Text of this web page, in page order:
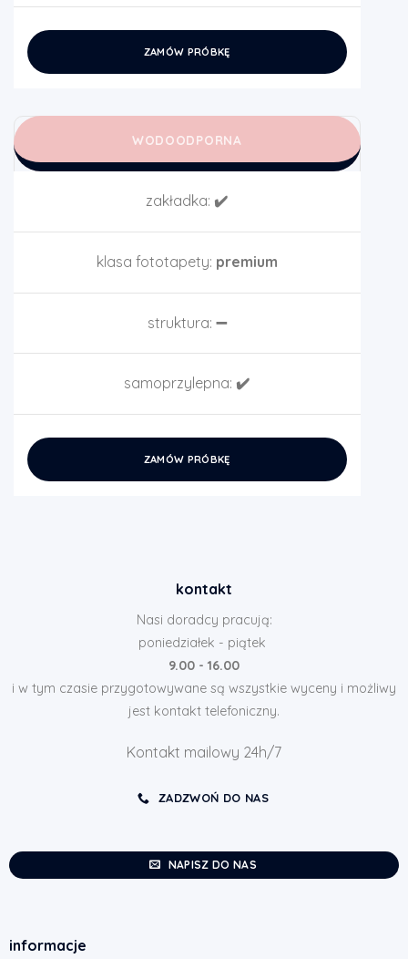
ZAMÓW PRÓBKĘ
WODOODPORNA
zakładka: ✔️
klasa fototapety: premium
struktura: ➖
samoprzylepna: ✔️
ZAMÓW PRÓBKĘ
kontakt
Nasi doradcy pracują:
poniedziałek - piątek
9.00 - 16.00
i w tym czasie przygotowywane są wszystkie wyceny i możliwy
jest kontakt telefoniczny.
Kontakt mailowy 24h/7
ZADZWOŃ DO NAS
NAPISZ DO NAS
informacje